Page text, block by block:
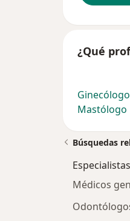
¿Qué
Ginecólogo
Mastólogo
Búsquedas
Médicos